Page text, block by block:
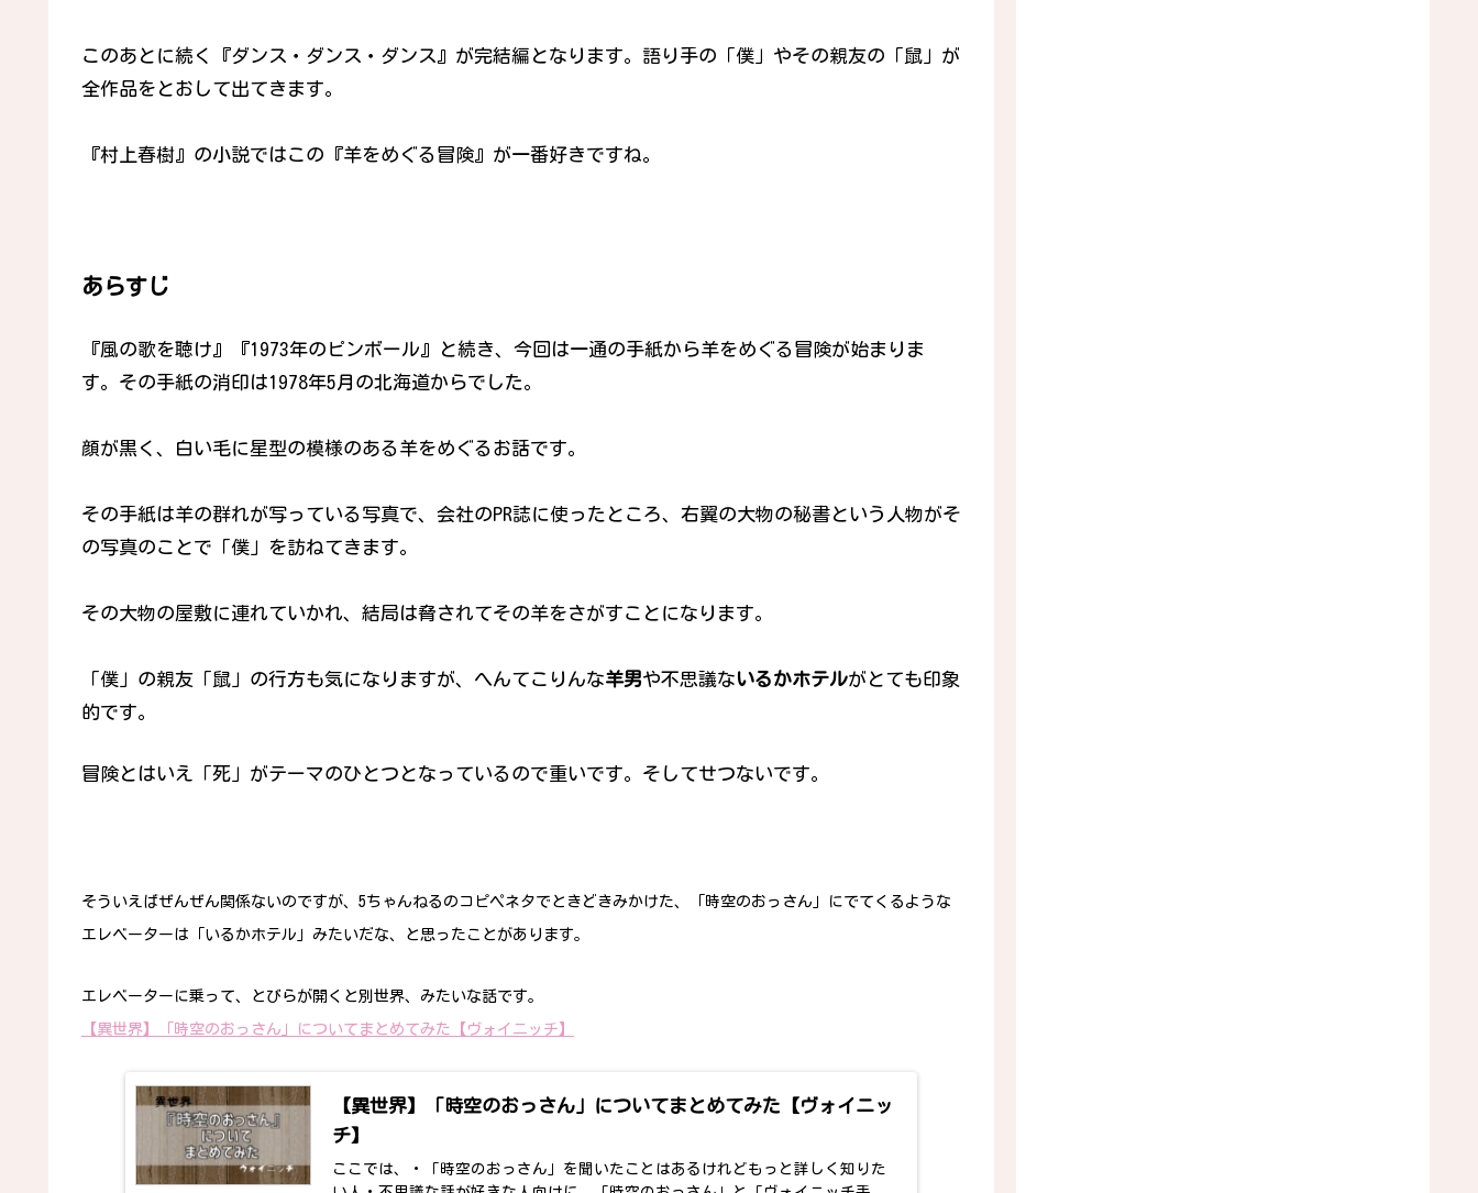
このあとに続く『ダンス・ダンス・ダンス』が完結編となります。語り手の「僕」やその親友の「鼠」が
全作品をとおして出てきます。
『村上春樹』の小説ではこの『羊をめぐる冒険』が一番好きですね。
あらすじ
『風の歌を聴け』『1973年のピンボール』と続き、今回は一通の手紙から羊をめぐる冒険が始まりま
す。その手紙の消印は1978年5月の北海道からでした。
顔が黒く、白い毛に星型の模様のある羊をめぐるお話です。
その手紙は羊の群れが写っている写真で、会社のPR誌に使ったところ、右翼の大物の秘書という人物がそ
の写真のことで「僕」を訪ねてきます。
その大物の屋敷に連れていかれ、結局は脅されてその羊をさがすことになります。
「僕」の親友「鼠」の行方も気になりますが、へんてこりんな羊男や不思議ないるかホテルがとても印象
的です。
冒険とはいえ「死」がテーマのひとつとなっているので重いです。そしてせつないです。
そういえばぜんぜん関係ないのですが、5ちゃんねるのコピペネタでときどきみかけた、「時空のおっさん」にでてくるような
エレベーターは「いるかホテル」みたいだな、と思ったことがあります。
エレベーターに乗って、とびらが開くと別世界、みたいな話です。
【異世界】「時空のおっさん」についてまとめてみた【ヴォイニッチ】
【異世界】「時空のおっさん」についてまとめてみた【ヴォイニッ
チ】
ここでは、・「時空のおっさん」を聞いたことはあるけれどもっと詳しく知りた